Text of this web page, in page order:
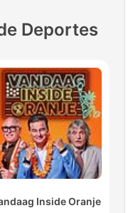
Deportes
Inside Oranje